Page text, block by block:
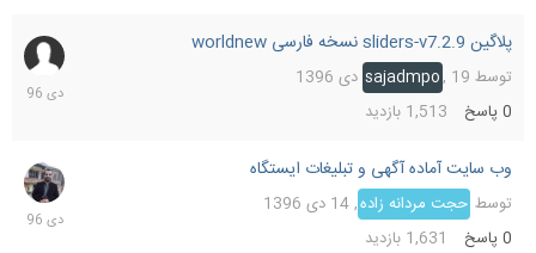
پلاگین sliders-v7.2.9 نسخه فارسی worldnew
توسط sajadmpo ,19 دی 1396
پاسخ 1,513 بازدید
23
دی
وب سایت آماده آگهی و تبلیغات ایستگاه
توسطحجت مردانه زاده,14 دی 1396
پاسخ 1,631 بازدید
23
دی